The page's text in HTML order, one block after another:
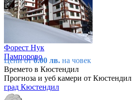
Форест Нук
Пампорово
Цени от0.00 лв. на човек
Времето в Кюстендил
Прогноза и уеб камери от Кюстендил
град Кюстендил